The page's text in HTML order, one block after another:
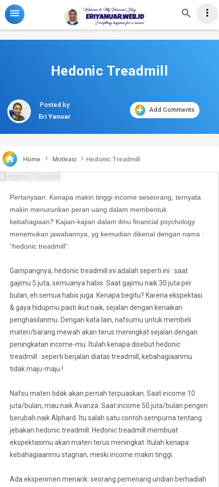
-->
  
Hedonic Treadmill
Posted by
Eri Yanuar
Add Comments
 Home › Motivasi › Hedonic Treadmill
Pertanyaan: Kenapa makin tinggi income seseorang, ternyata
makin menurunkan peran uang dalam membentuk
kebahagiaan? Kajian-kajian dalam ilmu financial psychology
menemukan jawabannya, yg kemudian dikenal dengan nama :
“hedonic treadmill”.
Gampangnya, hedonic treadmill ini adalah seperti ini : saat
gajimu 5 juta, semuanya habis. Saat gajimu naik 30 juta per
bulan, eh semua habis juga. Kenapa begitu? Karena ekspektasi
& gaya hidupmu pasti ikut naik, sejalan dengan kenaikan
penghasilanmu. Dengan kata lain, nafsumu untuk membeli
materi/barang mewah akan terus meningkat sejalan dengan
peningkatan income-mu. Itulah kenapa disebut hedonic
treadmill : seperti berjalan diatas treadmill, kebahagiaanmu
tidak maju-maju !
Nafsu materi tidak akan pernah terpuaskan. Saat income 10
juta/bulan, mau naik Avanza. Saat income 50 juta/bulan pengen
berubah naik Alphard. Itu salah satu contoh sempurna tentang
jebakan hedonic treadmill. Hedonic treadmill membuat
ekspektasimu akan materi terus meningkat. Itulah kenapa
kebahagiaanmu stagnan, meski income makin tinggi.
Ada eksperimen menarik: seorang pemenang undian berhadiah